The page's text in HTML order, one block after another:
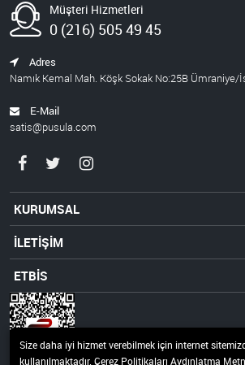
Müşteri Hizmetleri
0 (216) 505 49 45
Adres
Namık Kemal Mah. Köşk Sokak No:25B Ümraniye/
E-Mail
satis@pusula.com
KURUMSAL
İLETİŞİM
ETBİS
Size daha iyi hizmet verebilmek için internet
kullanılmaktadır. Çerez Politikaları Aydınlatma